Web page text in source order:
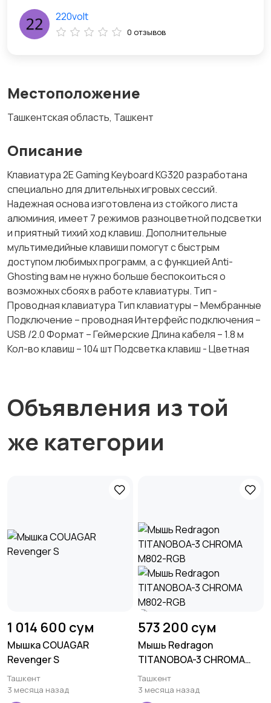
Местоположение
Ташкентская область, Ташкент
Описание
Клавиатура 2E Gaming Keyboard KG320 разработана
специально для длительных игровых сессий.
Надежная основа изготовлена ​​из стойкого листа
алюминия, имеет 7 режимов разноцветной подсветки
и приятный тихий ход клавиш. Дополнительные
мультимедийные клавиши помогут с быстрым
доступом любимых программ, а с функцией Anti-
Ghosting вам не нужно больше беспокоиться о
возможных сбоях в работе клавиатуры. Тип -
Проводная клавиатура Тип клавиатуры – Мембранные
Подключение – проводная Интерфейс подключения –
USB /2.0 Формат – Геймерские Длина кабеля – 1.8 м
Кол-во клавиш – 104 шт Подсветка клавиш - Цветная
220volt
0 отзывов
Объявления из той
же категории
1 014 600 сум
Мышка COUAGAR
Revenger S
Ташкент
3 месяца назад
573 200 сум
Мышь Redragon
TITANOBOA-3 CHROMA
M802-RGB
Ташкент
3 месяца назад